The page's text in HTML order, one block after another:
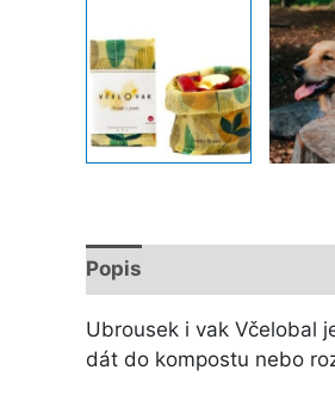
Popis
Ubrousek i vak Včelobal
dát do kompostu nebo